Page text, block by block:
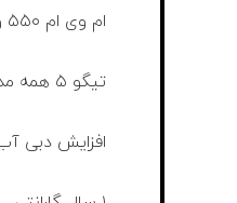
ام وی ام ۵۵۰ و ۵۳۰
تیگو ۵ همه مدل ها
افزایش دبی